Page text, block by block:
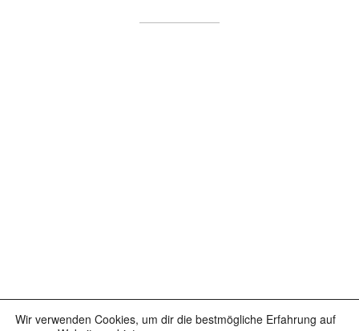
Wir verwenden Cookies, um dir die bestmögliche Erfahrung auf